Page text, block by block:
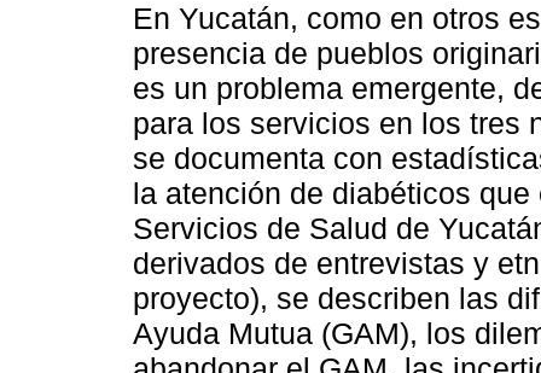
En Yucatán, como en otros
presencia de pueblos
es un problema emergente,
para los servicios en los tres
se documenta con
la atención de diabéticos
Servicios de Salud de
derivados de entrevistas y
proyecto), se describen las
Ayuda Mutua (GAM), los